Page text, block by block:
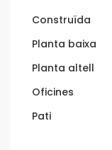
Construïda
Planta baixa
Planta altell
Oficines
Pati